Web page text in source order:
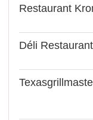
Restaurant
Déli